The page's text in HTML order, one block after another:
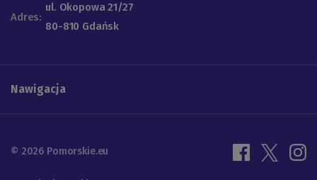
Adres:
ul. Okopowa 21/27
80-810 Gdańsk
Nawigacja
© 2026 Pomorskie.eu